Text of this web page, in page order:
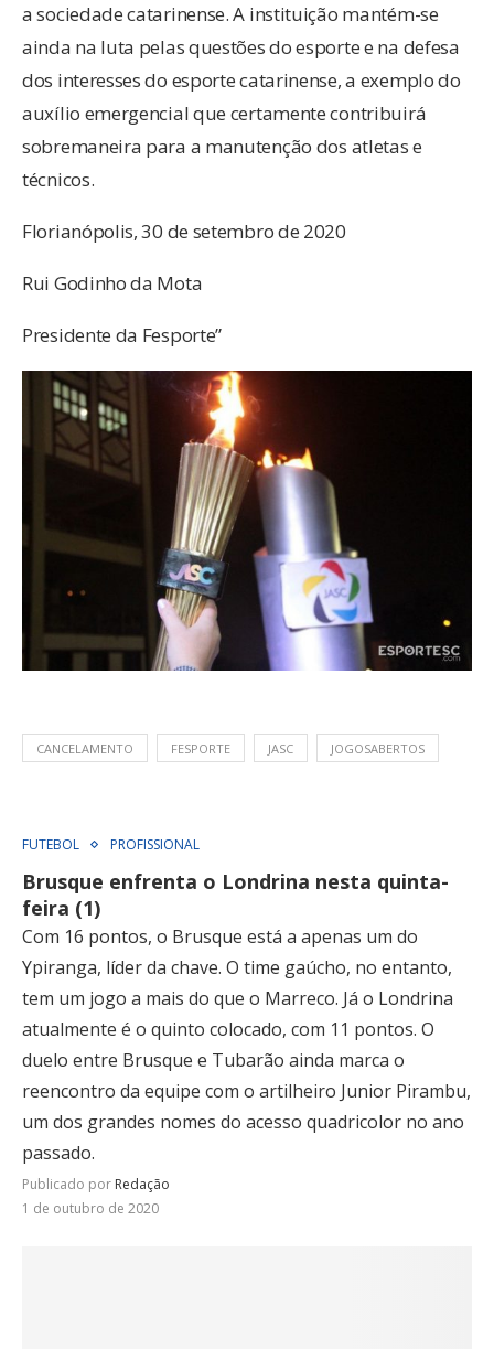
a sociedade catarinense. A instituição mantém-se
ainda na luta pelas questões do esporte e na defesa
dos interesses do esporte catarinense, a exemplo do
auxílio emergencial que certamente contribuirá
sobremaneira para a manutenção dos atletas e
técnicos.
Florianópolis, 30 de setembro de 2020
Rui Godinho da Mota
Presidente da Fesporte”
CANCELAMENTO FESPORTE JASC JOGOSABERTOS
FUTEBOL PROFISSIONAL
Brusque enfrenta o Londrina nesta quinta-
feira (1)
Com 16 pontos, o Brusque está a apenas um do
Ypiranga, líder da chave. O time gaúcho, no entanto,
tem um jogo a mais do que o Marreco. Já o Londrina
atualmente é o quinto colocado, com 11 pontos. O
duelo entre Brusque e Tubarão ainda marca o
reencontro da equipe com o artilheiro Junior Pirambu,
um dos grandes nomes do acesso quadricolor no ano
passado.
Publicado por Redação
1 de outubro de 2020